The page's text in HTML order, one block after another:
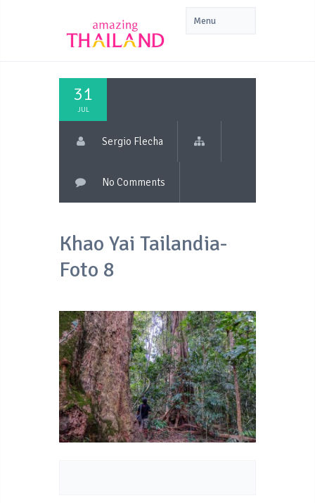
31
JUL
Sergio Flecha
No Comments
Khao Yai Tailandia-
Foto 8